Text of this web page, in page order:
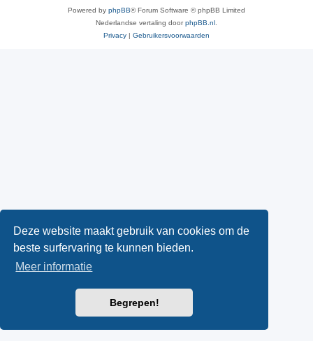
Deze website maakt gebruik van cookies om de
beste surfervaring te kunnen bieden.
Meer informatie
Begrepen!
Powered by phpBB® Forum Software © phpBB Limited
Nederlandse vertaling doorphpBB.nl
Privacy | Gebruikersvoorwaarden